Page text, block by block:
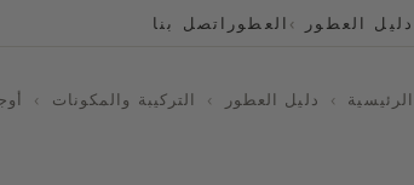
دليل العطور العطور اتصل بنا
الرئيسية › دليل العطور › التركيبة والمكونات ›